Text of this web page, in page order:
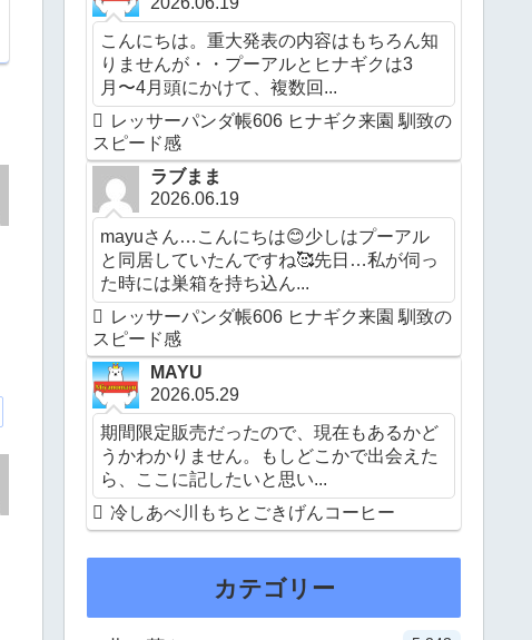
こんにちは。重大発表の内容はもちろん知
りませんが・・プーアルとヒナギクは3
月〜4月頭にかけて、複数回...
レッサーパンダ帳606 ヒナギク来園 馴致の
スピード感
ラブまま
2026.06.19
mayuさん…こんにちは😊少しはプーアル
と同居していたんですね🥰先日…私が伺っ
た時には巣箱を持ち込ん...
レッサーパンダ帳606 ヒナギク来園 馴致の
スピード感
MAYU
2026.05.29
期間限定販売だったので、現在もあるかど
うかわかりません。もしどこかで出会えた
ら、ここに記したいと思い...
冷しあべ川もちとごきげんコーヒー
カテゴリー